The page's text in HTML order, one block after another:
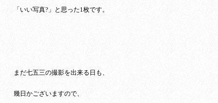
「いい写真?」と思った1枚です。
まだ七五三の撮影を出来る日も、
幾日かございますので、